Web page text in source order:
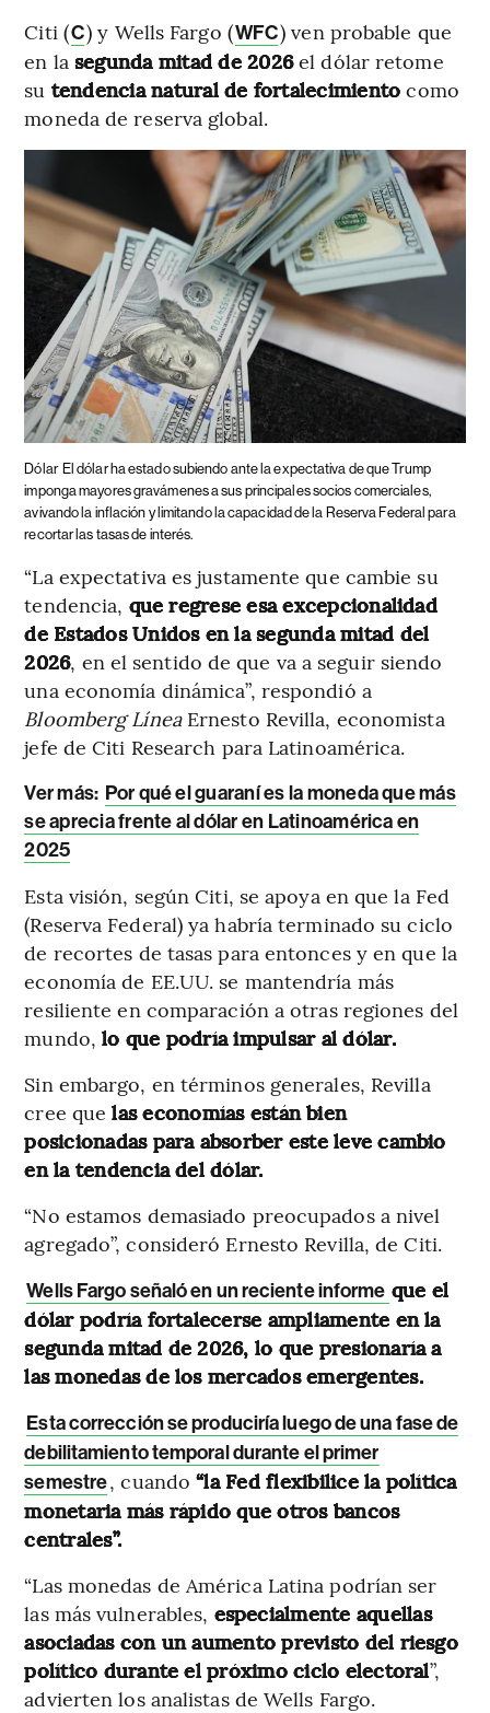
Citi (C) y Wells Fargo (WFC) ven probable que
en la segunda mitad de 2026el dólar retome
su tendencia natural de fortalecimiento como
moneda de reserva global.
Dólar El dólar ha estado subiendo ante la expectativa de que Trump
imponga mayores gravámenes a sus principales socios comerciales,
avivando la inflación y limitando la capacidad de la Reserva Federal para
recortar las tasas de interés.
“La expectativa es justamente que cambie su
tendencia, que regrese esa excepcionalidad
de Estados Unidos en la segunda mitad del
2026, en el sentido de que va a seguir siendo
una economía dinámica”, respondió a
Bloomberg LíneaErnesto Revilla, economista
jefe de Citi Research para Latinoamérica.
Ver más: Por qué el guaraní es la moneda que más
se aprecia frente al dólar en Latinoamérica en
2025
Esta visión, según Citi, se apoya en que la Fed
(Reserva Federal) ya habría terminado su ciclo
de recortes de tasas para entonces y en que la
economía de EE.UU. se mantendría más
resiliente en comparación a otras regiones del
mundo,lo que podría impulsar al dólar.
Sin embargo, en términos generales, Revilla
cree que las economías están bien
posicionadas para absorber este leve cambio
en la tendencia del dólar.
“No estamos demasiado preocupados a nivel
agregado”, consideró Ernesto Revilla, de Citi.
Wells Fargo señaló en un reciente informe que el
dólar podría fortalecerse ampliamente en la
segunda mitad de 2026, lo que presionaría a
las monedas de los mercados emergentes.
Esta corrección se produciría luego de una fase de
debilitamiento temporal durante el primer
semestre, cuando “la Fed flexibilice la política
monetaria más rápido que otros bancos
centrales”.
“Las monedas de América Latina podrían ser
las más vulnerables, especialmente aquellas
asociadas con un aumento previsto del riesgo
político durante el próximo ciclo electoral”,
advierten los analistas de Wells Fargo.